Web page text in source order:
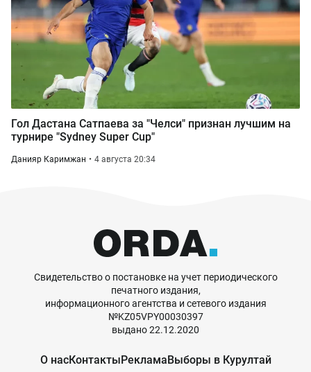
Гол Дастана Сатпаева за "Челси" признан лучшим на
турнире "Sydney Super Cup"
Данияр Каримжан 4 августа 20:34
Свидетельство о постановке на учет периодического
печатного издания,
информационного агентства и сетевого издания
№KZ05VPY00030397
выдано 22.12.2020
О насКонтактыРекламаВыборы в Курултай